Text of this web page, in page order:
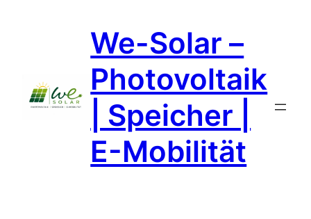
We-Solar –
Photovoltaik
| Speicher |
E-Mobilität